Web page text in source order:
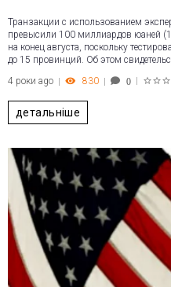
Транзакции с использованием
превысили 100 миллиардов юаней
на конец августа, поскольку
до 15 провинций. Об этом
4 роки ago
830 0
детальніше